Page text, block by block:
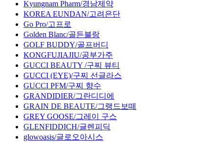
Kyungnam Pharm/경남제약
KOREA EUNDAN/고려은단
Go Pro/고프로
Golden Blanc/골든블랑
GOLF BUDDY/골프버디
KONGFUJIAJIU/공부가주
GUCCI BEAUTY /구찌 뷰티
GUCCI (EYE)/구찌 선글라스
GUCCI PFM/구찌 향수
GRANDIDIER/그란디디에
GRAIN DE BEAUTE/그랭드보떼
GREY GOOSE/그레이 구스
GLENFIDDICH/글렌피딕
glowoasis/글로오아시스